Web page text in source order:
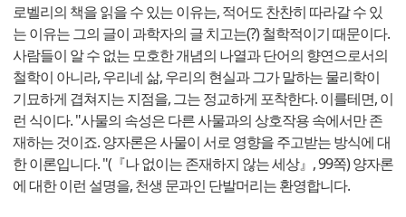
로벨리의 책을 읽을 수 있는 이유는, 적어도 찬찬히 따라갈 수 있
는 이유는 그의 글이 과학자의 글 치고는(?) 철학적이기 때문이다.
사람들이 알 수 없는 모호한 개념의 나열과 단어의 향연으로서의
철학이 아니라, 우리네 삶, 우리의 현실과 그가 말하는 물리학이
기묘하게 겹쳐지는 지점을, 그는 정교하게 포착한다. 이를테면, 이
런 식이다. "사물의 속성은 다른 사물과의 상호작용 속에서만 존
재하는 것이죠. 양자론은 사물이 서로 영향을 주고받는 방식에 대
한 이론입니다. "(『나 없이는 존재하지 않는 세상』, 99쪽) 양자론
에 대한 이런 설명을, 천생 문과인 단발머리는 환영합니다.